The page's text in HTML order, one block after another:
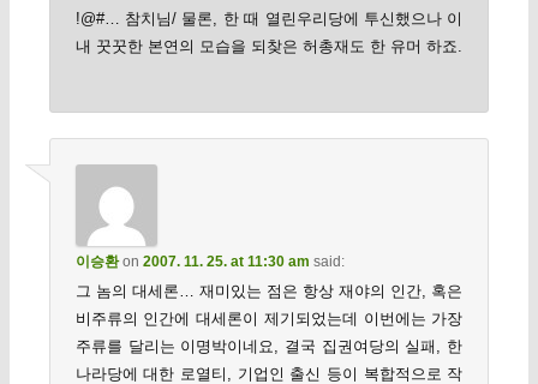
!@#… 참치님/ 물론, 한 때 열린우리당에 투신했으나 이
내 꿋꿋한 본연의 모습을 되찾은 허총재도 한 유머 하죠.
이승환on 2007. 11. 25. at 11:30 am said:
그 놈의 대세론… 재미있는 점은 항상 재야의 인간, 혹은
비주류의 인간에 대세론이 제기되었는데 이번에는 가장
주류를 달리는 이명박이네요, 결국 집권여당의 실패, 한
나라당에 대한 로열티, 기업인 출신 등이 복합적으로 작